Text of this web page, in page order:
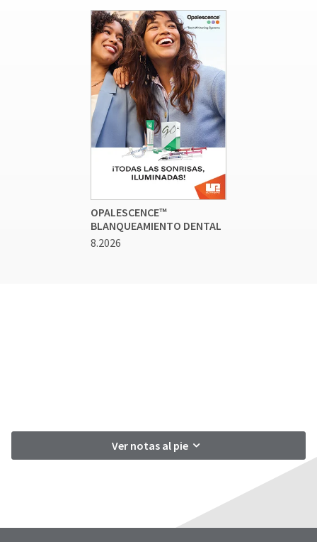
OPALESCENCE™
BLANQUEAMIENTO DENTAL
8.2026
Ver notas al pie